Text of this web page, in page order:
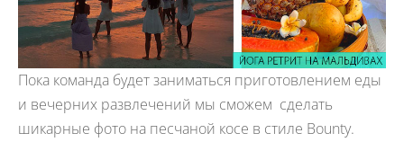
Пока команда будет заниматься приготовлением еды
и вечерних развлечений мы сможем сделать
шикарные фото на песчаной косе в стиле Bounty.